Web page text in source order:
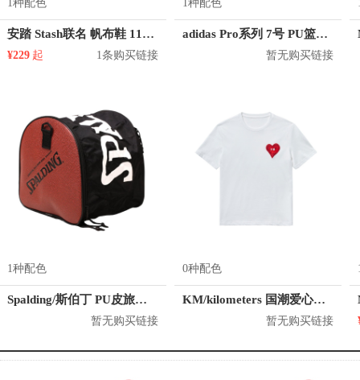
1种配色
安踏 Stash联名 帆布鞋 11948681
¥229 起 1条购买链接
1种配色
adidas Pro系列 7号 PU篮球 DY7891
暂无购买链接
1种配色
Spalding/斯伯丁 PU皮旅行训练包
暂无购买链接
0种配色
KM/kilometers 国潮爱心短袖T恤 M2X2108466
暂无购买链接